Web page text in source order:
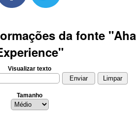
da fonte "Aha
Visualizar texto
Tamanho